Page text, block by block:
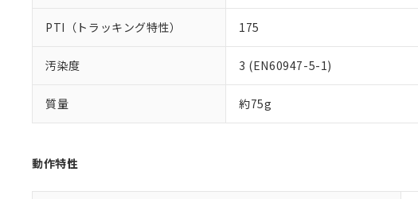
PTI（トラッキング特性） 175
汚染度 3 (EN60947-5-1)
質量 約75g
動作特性